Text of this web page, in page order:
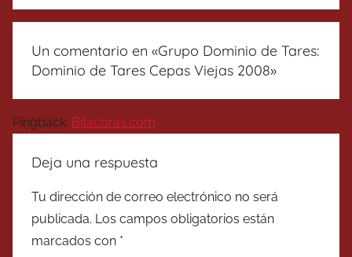
Un comentario en «Grupo Dominio de Tares:
Dominio de Tares Cepas Viejas 2008»
Pingback: Bitacoras.com
Deja una respuesta
Tu dirección de correo electrónico no será
publicada. Los campos obligatorios están
marcados con *